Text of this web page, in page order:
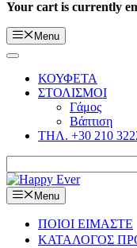
Your cart is currently
Menu
ΚΟΥΦΕΤΑ
ΣΤΟΛΙΣΜΟΙ
Γάμος
Βάπτιση
ΤΗΛ. +30 210
Menu
ΠΟΙΟΙ ΕΙΜΑΣΤΕ
ΚΑΤΑΛΟΓΟΣ